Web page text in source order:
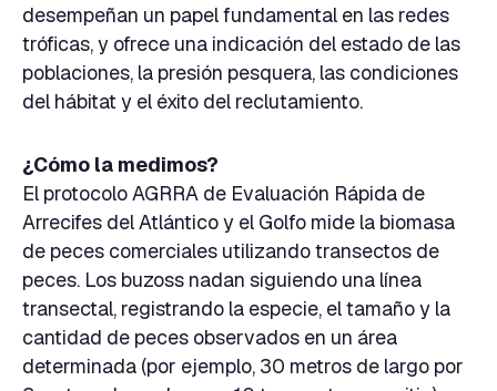
desempeñan un papel fundamental en las redes
tróficas, y ofrece una indicación del estado de las
poblaciones, la presión pesquera, las condiciones
del hábitat y el éxito del reclutamiento.
¿Cómo la medimos?
El protocolo AGRRA de Evaluación Rápida de
Arrecifes del Atlántico y el Golfo mide la biomasa
de peces comerciales utilizando transectos de
peces. Los buzoss nadan siguiendo una línea
transectal, registrando la especie, el tamaño y la
cantidad de peces observados en un área
determinada (por ejemplo, 30 metros de largo por